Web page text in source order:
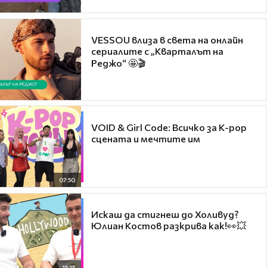
VESSOU влиза в света на онлайн
сериалите с „Кварталът на
Реджо“ 🤩🎬
07:50
VOID & Girl Code: Всичко за K-pop
сцената и мечтите им
Искаш да стигнеш до Холивуд?
Юлиан Костов разкрива как!👀💥